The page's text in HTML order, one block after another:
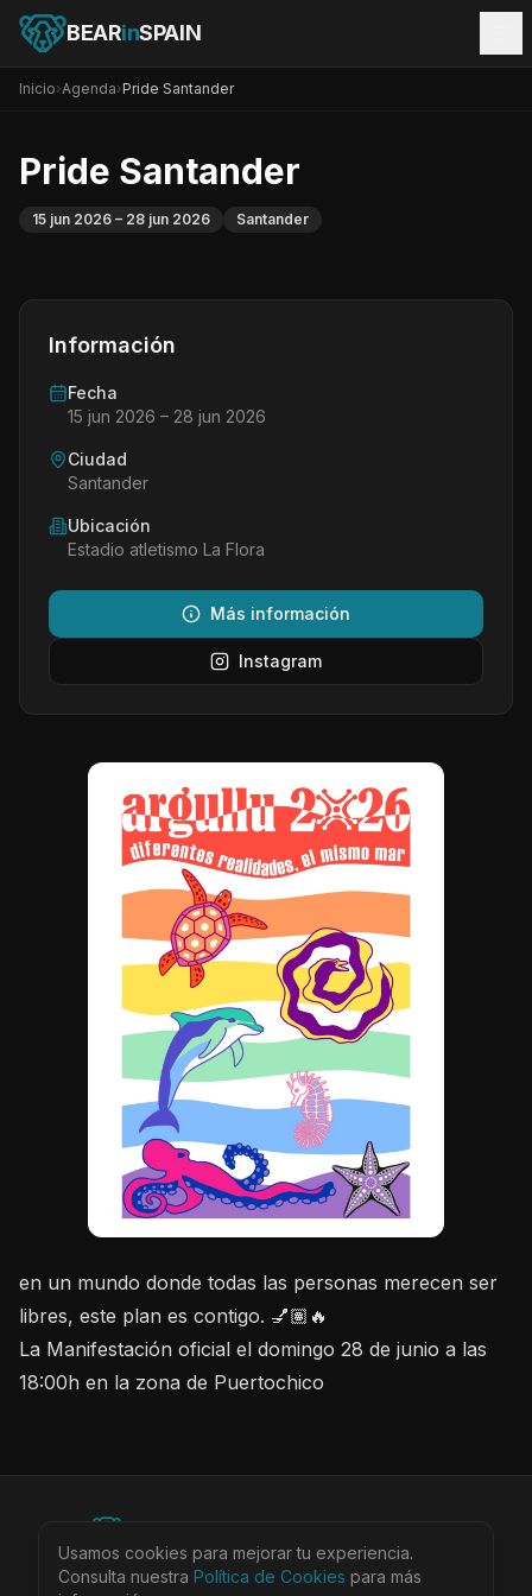
BEARinSPAIN
Inicio›Agenda›Pride Santander
Pride Santander
15 jun 2026 – 28 jun 2026 Santander
Información
Fecha
15 jun 2026 – 28 jun 2026
Ciudad
Santander
Ubicación
Estadio atletismo La Flora
Más información
Instagram
en un mundo donde todas las personas merecen ser
libres, este plan es contigo. 💅🏽🔥
La Manifestación oficial el domingo 28 de junio a las
©
Ciudades LocalesAgenda TiendaMás
Aviso LegalPrivacidad CookiesTérminos
Usamos cookies para mejorar tu experiencia.
Consulta nuestra Política de Cookies para más